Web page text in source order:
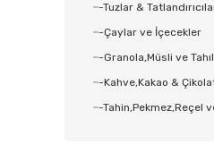
-Tuzlar &
-Çaylar ve İçecekler
-Granola,Müsli ve
-Kahve,Kakao &
-Tahin,Pekmez,Reçel